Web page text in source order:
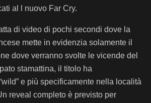
al l nuovo Far Cry.
di video di pochi secondi dove la
mette in evidenzia solamente il
dove verranno svolte le vicende del
stamattina, il titolo ha
e più specificamente nella località
reveal completo è previsto per